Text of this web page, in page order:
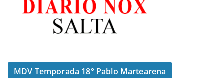
MDV Temporada 18° Pablo Martearena